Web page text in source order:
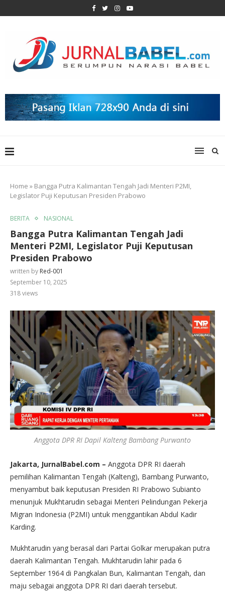
Home » Bangga Putra Kalimantan Tengah Jadi Menteri P2MI,
Legislator Puji Keputusan Presiden Prabowo
BERITA NASIONAL
Bangga Putra Kalimantan Tengah Jadi
Menteri P2MI, Legislator Puji Keputusan
Presiden Prabowo
written by Red-001
September 10, 2025
318views
Anggota DPR RI Dapil Kalteng Bambang Purwanto
Jakarta, JurnalBabel.com – Anggota DPR RI daerah
pemilihan Kalimantan Tengah (Kalteng), Bambang Purwanto,
menyambut baik keputusan Presiden RI Prabowo Subianto
menunjuk Mukhtarudin sebagai Menteri Pelindungan Pekerja
Migran Indonesia (P2MI) untuk menggantikan Abdul Kadir
Karding.
Mukhtarudin yang berasal dari Partai Golkar merupakan putra
daerah Kalimantan Tengah. Mukhtarudin lahir pada 6
September 1964 di Pangkalan Bun, Kalimantan Tengah, dan
maju sebagai anggota DPR RI dari daerah tersebut.